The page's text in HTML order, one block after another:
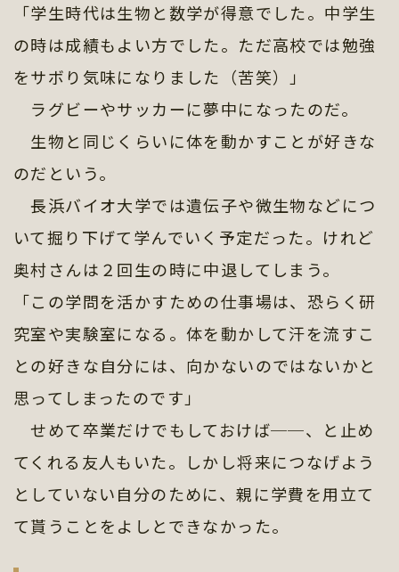
「学生時代は生物と数学が得意でした。中学生
の時は成績もよい方でした。ただ高校では勉強
をサボり気味になりました（苦笑）」
ラグビーやサッカーに夢中になったのだ。
生物と同じくらいに体を動かすことが好きな
のだという。
長浜バイオ大学では遺伝子や微生物などにつ
いて掘り下げて学んでいく予定だった。けれど
奥村さんは２回生の時に中退してしまう。
「この学問を活かすための仕事場は、恐らく研
究室や実験室になる。体を動かして汗を流すこ
との好きな自分には、向かないのではないかと
思ってしまったのです」
せめて卒業だけでもしておけば──、と止め
てくれる友人もいた。しかし将来につなげよう
としていない自分のために、親に学費を用立て
て貰うことをよしとできなかった。